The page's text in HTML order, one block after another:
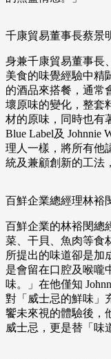
千康貿易董事長蔡景
身兼千康貿易董事長
美食的味覺經驗中精
的酒品來搭餐，通常
壞原味的變化，整套
材的原味，同時也有
Blue Label及 Johnnie
理人一樣，將所有他
統及兼顧創新的工法
百鮮企業總經理林裕
百鮮企業的林裕閔總
菜、干貝、魚肉等食
所提出的味道卻是加
是會留在口腔及喉嚨
味。」在他僅知
對「威士忌的鮮味」
饗未來視的體驗後，
威士忌，更是替「味